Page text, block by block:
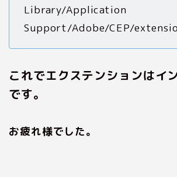
Library/Application
Support/Adobe/CEP/
これでエクステンションはイ
です。
お疲れ様でした。